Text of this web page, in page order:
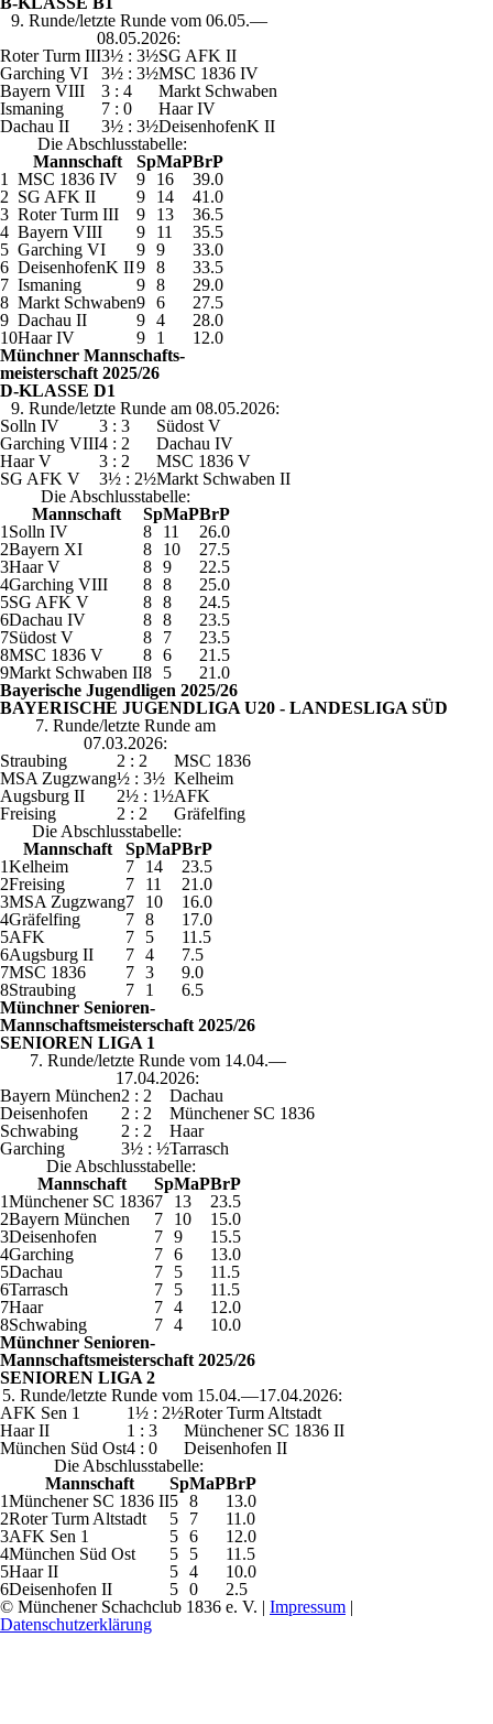
9. Runde/letzte Runde vom 06.05.—
08.05.2026:
Roter Turm III3½ : 3½SG AFK II
Garching VI
3½ : 3½MSC 1836 IV
Bayern VIII
3 : 4
Markt Schwaben
Ismaning
7 : 0
Haar IV
Dachau II
3½ : 3½DeisenhofenK II
Die Abschlusstabelle:
Mannschaft
SpMaPBrP
1
MSC 1836 IV 9 16
39.0
2 SG AFK II 9 14
41.0
3 Roter Turm III 9 13
36.5
4 Bayern VIII 9 11
35.5
5 Garching VI 9 9
33.0
6 DeisenhofenK II9 8
33.5
7 Ismaning 9 8
29.0
8 Markt Schwaben9 6
27.5
9 Dachau II 9 4
28.0
10Haar IV 9 1
12.0
Münchner Mannschafts-
meisterschaft 2025/26
D-KLASSE D1
9. Runde/letzte Runde am 08.05.2026:
Solln IV
3 : 3
Südost V
Garching VIII4 : 2
Dachau IV
Haar V
3 : 2
MSC 1836 V
SG AFK V
3½ : 2½Markt Schwaben II
Die Abschlusstabelle:
Mannschaft
SpMaPBrP
1 Solln IV 8 11
26.0
2Bayern XI 8 10
27.5
3Haar V 8 9
22.5
4Garching VIII 8 8
25.0
5SG AFK V 8 8
24.5
6Dachau IV 8 8
23.5
7Südost V 8 7
23.5
8MSC 1836 V 8 6
21.5
9Markt Schwaben II8 5
21.0
Bayerische Jugendligen 2025/26
BAYERISCHE JUGENDLIGA U20 - LANDESLIGA SÜD
7. Runde/letzte Runde am
07.03.2026:
Straubing
2 : 2
MSC 1836
MSA Zugzwang½ : 3½ Kelheim
Augsburg II
2½ : 1½AFK
Freising
2 : 2
Gräfelfing
Die Abschlusstabelle:
Mannschaft
SpMaPBrP
1Kelheim 7 14
23.5
2Freising 7 11
21.0
3MSA Zugzwang7 10
16.0
4Gräfelfing 7 8
17.0
5AFK 7 5
11.5
6Augsburg II 7 4
7.5
7MSC 1836 7 3
9.0
8Straubing 7 1
6.5
Münchner Senioren-
Mannschaftsmeisterschaft 2025/26
SENIOREN LIGA 1
7. Runde/letzte Runde vom 14.04.—
17.04.2026:
Bayern München2 : 2
Dachau
Deisenhofen
2 : 2
Münchener SC 1836
Schwabing
2 : 2
Haar
Garching
3½ : ½Tarrasch
Die Abschlusstabelle:
Mannschaft
SpMaPBrP
1Münchener SC 18367 13
23.5
2Bayern München 7 10
15.0
3Deisenhofen 7 9
15.5
4Garching 7 6
13.0
5Dachau 7 5
11.5
6Tarrasch 7 5
11.5
7Haar 7 4
12.0
8Schwabing 7 4
10.0
Münchner Senioren-
Mannschaftsmeisterschaft 2025/26
SENIOREN LIGA 2
5. Runde/letzte Runde vom 15.04.—17.04.2026:
AFK Sen 1
1½ : 2½Roter Turm Altstadt
Haar II
1 : 3
Münchener SC 1836 II
München Süd Ost4 : 0
Deisenhofen II
Die Abschlusstabelle:
Mannschaft
SpMaPBrP
1Münchener SC 1836 II5 8
13.0
2Roter Turm Altstadt 5 7
11.0
3AFK Sen 1 5 6
12.0
4München Süd Ost 5 5
11.5
5Haar II 5 4
10.0
6Deisenhofen II 5 0
2.5
© Münchener Schachclub 1836 e. V. | Impressum |
Datenschutzerklärung